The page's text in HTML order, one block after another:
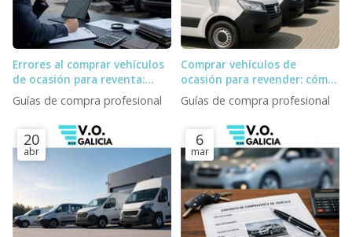
Errores al comprar vehículos
de ocasión para reventa:
stock fantasma, subastas y
logística
Guías de compra profesional
Comprar vehículos de
ocasión para revender: cómo
elegir stock y proveedor
Guías de compra profesional
20
abr
6
mar